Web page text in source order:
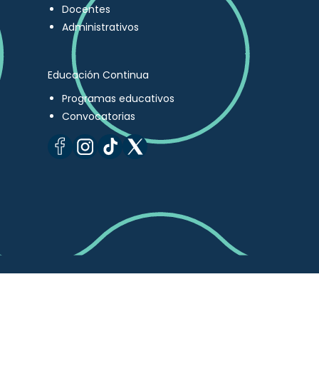
Docentes
Administrativos
Educación Continua
Programas educativos
Convocatorias